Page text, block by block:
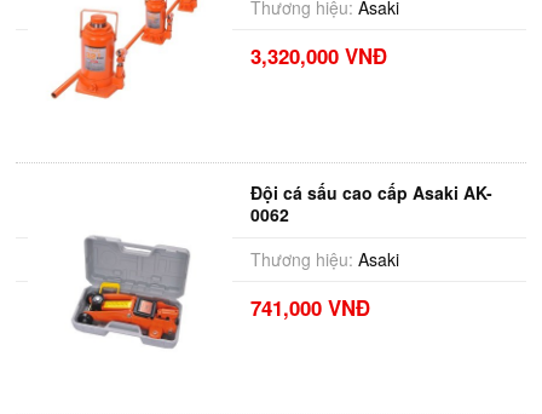
Thương hiệu: Asaki
3,320,000 VNĐ
Đội cá sấu cao cấp Asaki AK-
0062
Thương hiệu: Asaki
741,000 VNĐ